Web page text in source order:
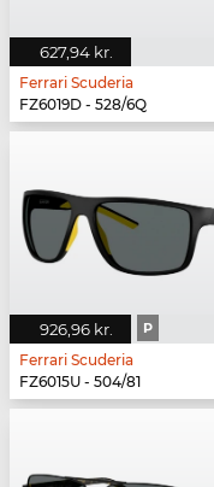
627,94 kr.
Ferrari Scuderia
FZ6019D - 528/6Q
926,96 kr. P
Ferrari Scuderia
FZ6015U - 504/81